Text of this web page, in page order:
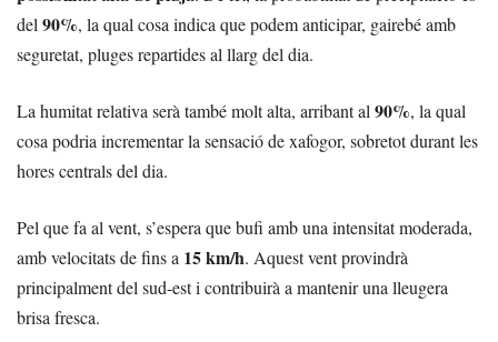
del90%, la qual cosa indica que podem anticipar, gairebé amb
seguretat, pluges repartides al llarg del dia.
La humitat relativa serà també molt alta, arribant al90%, la qual
cosa podria incrementar la sensació de xafogor, sobretot durant les
hores centrals del dia.
Pel que fa al vent, s’espera que bufi amb una intensitat moderada,
amb velocitats de fins a 15 km/h. Aquest vent provindrà
principalment del sud-est i contribuirà a mantenir una lleugera
brisa fresca.